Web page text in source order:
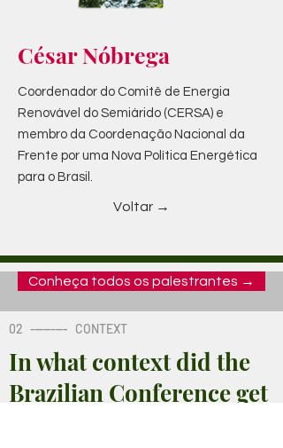
César Nóbrega
Coordenador do Comitê de Energia
Renovável do Semiárido (CERSA) e
membro da Coordenação Nacional da
Frente por uma Nova Política Energética
para o Brasil.
Voltar →
Conheça todos os palestrantes →
02 --------- CONTEXT
In what context did the
Brazilian Conference get